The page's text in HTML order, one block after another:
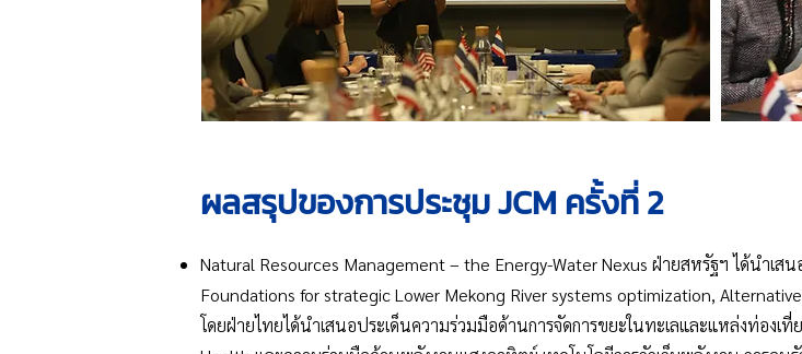
ผลสรุปของการประชุม JCM ครั้งที่ 2
Natural Resources Management – the Energy-Water Nexus ฝ่ายสหรัฐฯ ได้นำเ
Foundations for strategic Lower Mekong River systems optimization,
โดยฝ่ายไทยได้นำเสนอประเด็นความร่วมมือด้านการจัดการขยะในทะเลและแหล่งท่อง